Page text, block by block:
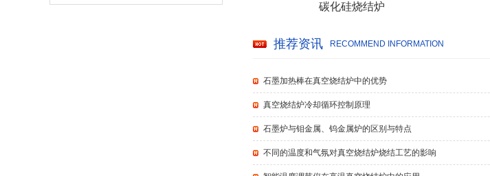
碳化硅烧结炉
推荐资讯 RECOMMEND INFORMATION
石墨加热棒在真空烧结炉中的优势
真空烧结炉冷却循环控制原理
石墨炉与钼金属、钨金属炉的区别与特点
不同的温度和气氛对真空烧结炉烧结工艺的影响